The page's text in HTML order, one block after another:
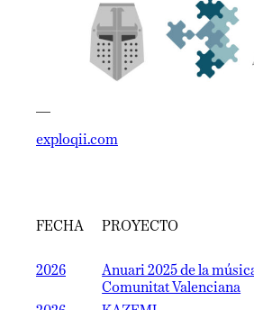
FECHA PROYECTO
2026
Anuari 2025 de la
Comunitat Valenciana
—
exploqii.com